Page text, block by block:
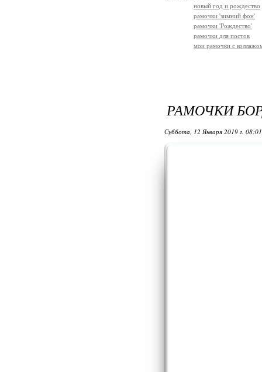
новый год и рождество
рамочки 'зимний фон'
рамочки 'Рождество'
рамочки для постов
мои рамочки с
РАМОЧКИ
Суббота, 12 Января 2019 г.